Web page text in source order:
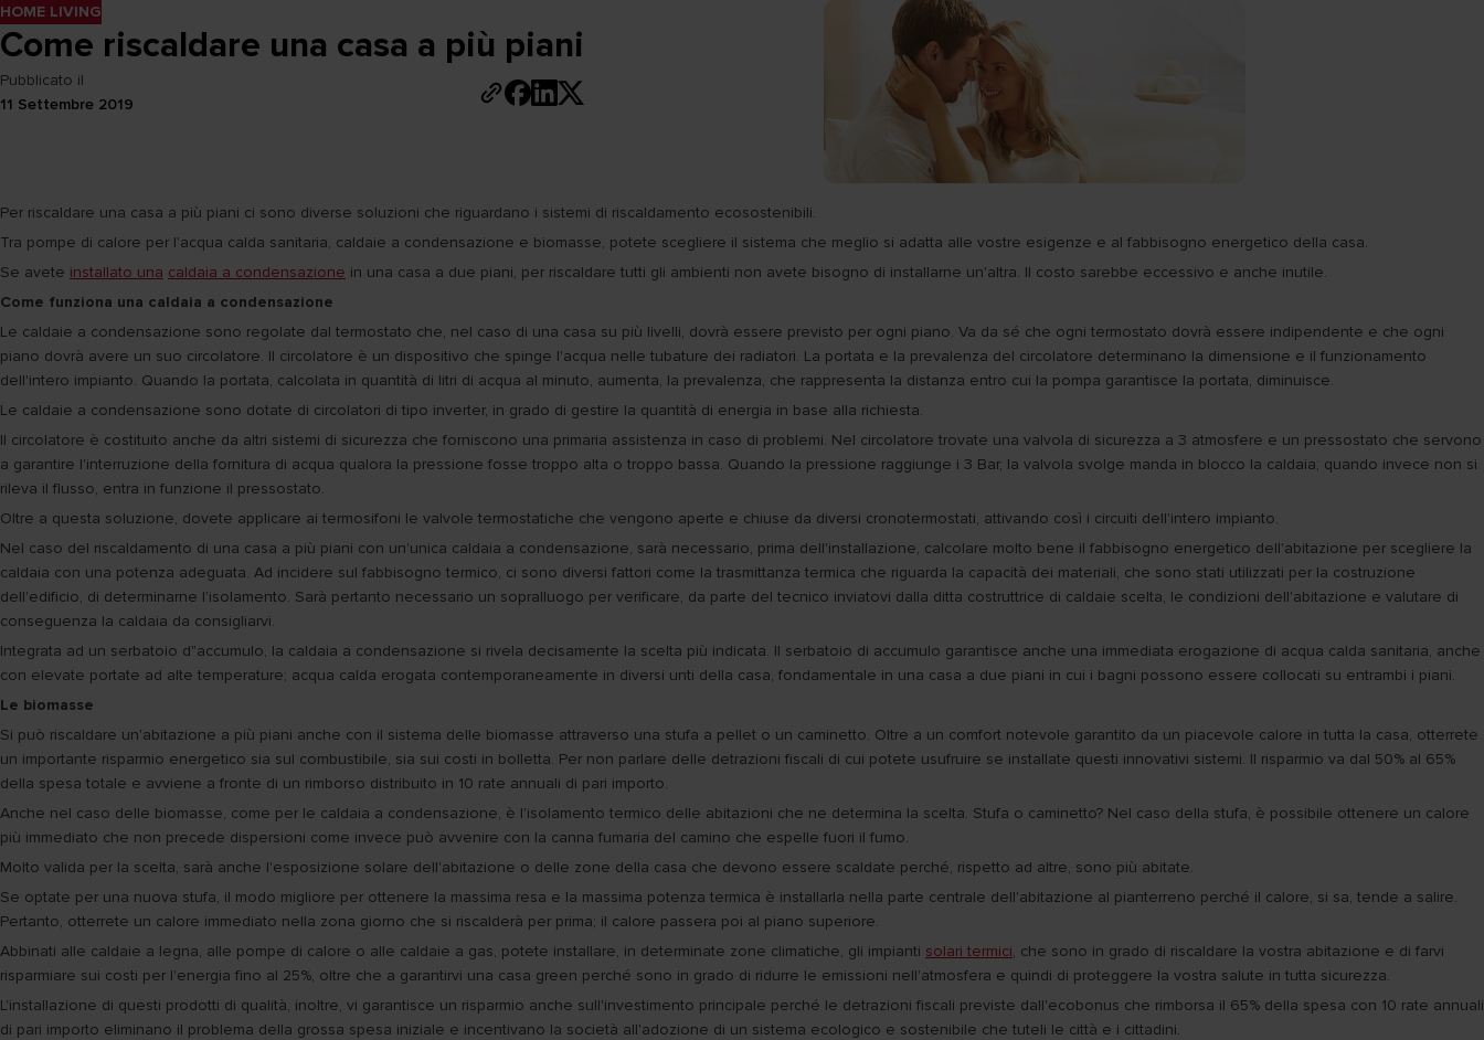
HOME LIVING
Come riscaldare una casa a più piani
Pubblicato il
11 Settembre 2019
Per riscaldare una casa a più piani ci sono diverse soluzioni che riguardano i sistemi di riscaldamento ecosostenibili.
Tra pompe di calore per l'acqua calda sanitaria, caldaie a condensazione e biomasse, potete scegliere il sistema che meglio si adatta alle vostre esigenze e al fabbisogno energetico della casa.
Se avete installato una caldaia a condensazione in una casa a due piani, per riscaldare tutti gli ambienti non avete bisogno di installarne un'altra. Il costo sarebbe eccessivo e anche inutile.
Come funziona una caldaia a condensazione
Le caldaie a condensazione sono regolate dal termostato che, nel caso di una casa su più livelli, dovrà essere previsto per ogni piano. Va da sé che ogni termostato dovrà essere indipendente e che ogni
piano dovrà avere un suo circolatore. Il circolatore è un dispositivo che spinge l'acqua nelle tubature dei radiatori. La portata e la prevalenza del circolatore determinano la dimensione e il funzionamento
dell'intero impianto. Quando la portata, calcolata in quantità di litri di acqua al minuto, aumenta, la prevalenza, che rappresenta la distanza entro cui la pompa garantisce la portata, diminuisce.
Le caldaie a condensazione sono dotate di circolatori di tipo inverter, in grado di gestire la quantità di energia in base alla richiesta.
Il circolatore è costituito anche da altri sistemi di sicurezza che forniscono una primaria assistenza in caso di problemi. Nel circolatore trovate una valvola di sicurezza a 3 atmosfere e un pressostato che servono
a garantire l'interruzione della fornitura di acqua qualora la pressione fosse troppo alta o troppo bassa. Quando la pressione raggiunge i 3 Bar, la valvola svolge manda in blocco la caldaia; quando invece non si
rileva il flusso, entra in funzione il pressostato.
Oltre a questa soluzione, dovete applicare ai termosifoni le valvole termostatiche che vengono aperte e chiuse da diversi cronotermostati, attivando così i circuiti dell'intero impianto.
Nel caso del riscaldamento di una casa a più piani con un'unica caldaia a condensazione, sarà necessario, prima dell'installazione, calcolare molto bene il fabbisogno energetico dell'abitazione per scegliere la
caldaia con una potenza adeguata. Ad incidere sul fabbisogno termico, ci sono diversi fattori come la trasmittanza termica che riguarda la capacità dei materiali, che sono stati utilizzati per la costruzione
dell'edificio, di determinarne l'isolamento. Sarà pertanto necessario un sopralluogo per verificare, da parte del tecnico inviatovi dalla ditta costruttrice di caldaie scelta, le condizioni dell'abitazione e valutare di
conseguenza la caldaia da consigliarvi.
Integrata ad un serbatoio d"accumulo, la caldaia a condensazione si rivela decisamente la scelta più indicata. Il serbatoio di accumulo garantisce anche una immediata erogazione di acqua calda sanitaria, anche
con elevate portate ad alte temperature; acqua calda erogata contemporaneamente in diversi unti della casa, fondamentale in una casa a due piani in cui i bagni possono essere collocati su entrambi i piani.
Le biomasse
Si può riscaldare un'abitazione a più piani anche con il sistema delle biomasse attraverso una stufa a pellet o un caminetto. Oltre a un comfort notevole garantito da un piacevole calore in tutta la casa, otterrete
un importante risparmio energetico sia sul combustibile, sia sui costi in bolletta. Per non parlare delle detrazioni fiscali di cui potete usufruire se installate questi innovativi sistemi. Il risparmio va dal 50% al 65%
della spesa totale e avviene a fronte di un rimborso distribuito in 10 rate annuali di pari importo.
Anche nel caso delle biomasse, come per le caldaia a condensazione, è l'isolamento termico delle abitazioni che ne determina la scelta. Stufa o caminetto? Nel caso della stufa, è possibile ottenere un calore
più immediato che non precede dispersioni come invece può avvenire con la canna fumaria del camino che espelle fuori il fumo.
Molto valida per la scelta, sarà anche l'esposizione solare dell'abitazione o delle zone della casa che devono essere scaldate perché, rispetto ad altre, sono più abitate.
Se optate per una nuova stufa, il modo migliore per ottenere la massima resa e la massima potenza termica è installarla nella parte centrale dell'abitazione al pianterreno perché il calore, si sa, tende a salire.
Pertanto, otterrete un calore immediato nella zona giorno che si riscalderà per prima; il calore passera poi al piano superiore.
Abbinati alle caldaie a legna, alle pompe di calore o alle caldaie a gas, potete installare, in determinate zone climatiche, gli impianti solari termici, che sono in grado di riscaldare la vostra abitazione e di farvi
risparmiare sui costi per l'energia fino al 25%, oltre che a garantirvi una casa green perché sono in grado di ridurre le emissioni nell'atmosfera e quindi di proteggere la vostra salute in tutta sicurezza.
L'installazione di questi prodotti di qualità, inoltre, vi garantisce un risparmio anche sull'investimento principale perché le detrazioni fiscali previste dall'ecobonus che rimborsa il 65% della spesa con 10 rate annuali
di pari importo eliminano il problema della grossa spesa iniziale e incentivano la società all'adozione di un sistema ecologico e sostenibile che tuteli le città e i cittadini.